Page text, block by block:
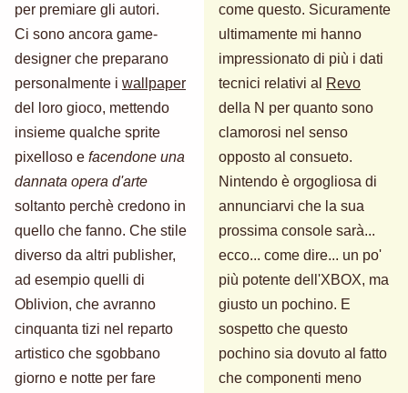
per premiare gli autori.
Ci sono ancora game-
designer che preparano
personalmente i wallpaper
del loro gioco, mettendo
insieme qualche sprite
pixelloso e facendone una
dannata opera d'arte
soltanto perchè credono in
quello che fanno. Che stile
diverso da altri publisher,
ad esempio quelli di
Oblivion, che avranno
cinquanta tizi nel reparto
artistico che sgobbano
giorno e notte per fare
come questo. Sicuramente
ultimamente mi hanno
impressionato di più i dati
tecnici relativi al
Revo
della N per quanto sono
clamorosi nel senso
opposto al consueto.
Nintendo è orgogliosa di
annunciarvi che la sua
prossima console sarà...
ecco... come dire... un po'
più potente dell'XBOX, ma
giusto un pochino. E
sospetto che questo
pochino sia dovuto al fatto
che componenti meno